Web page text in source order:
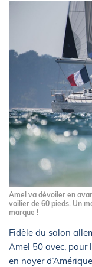
Amel va dévoiler en
voilier de 60 pieds. Un
marque !
Fidèle du salon
Amel 50 avec, pour
en noyer